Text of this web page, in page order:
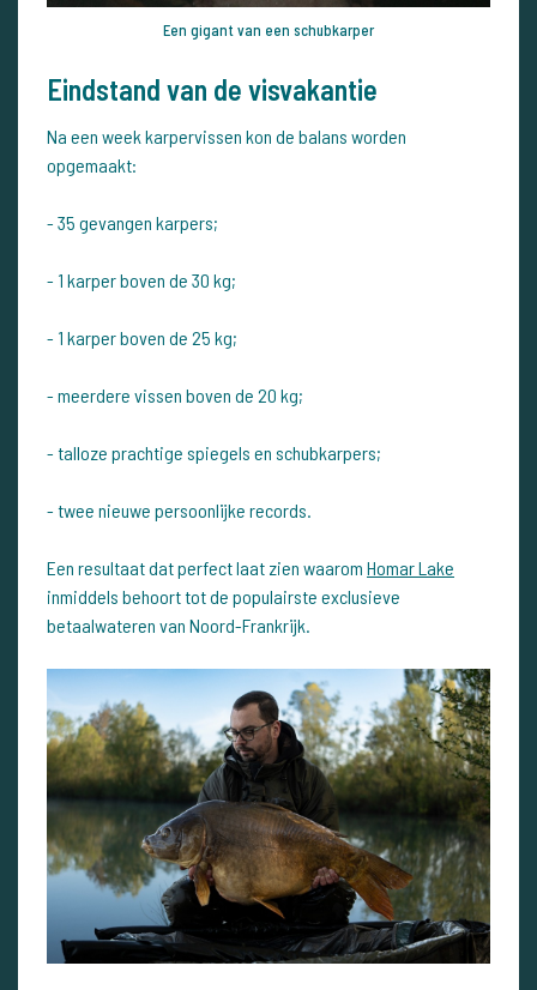
Een gigant van een schubkarper
Eindstand van de visvakantie
Na een week karpervissen kon de balans worden
opgemaakt:
- 35 gevangen karpers;
- 1 karper boven de 30 kg;
- 1 karper boven de 25 kg;
- meerdere vissen boven de 20 kg;
- talloze prachtige spiegels en schubkarpers;
- twee nieuwe persoonlijke records.
Een resultaat dat perfect laat zien waarom Homar Lake
inmiddels behoort tot de populairste exclusieve
betaalwateren van Noord-Frankrijk.